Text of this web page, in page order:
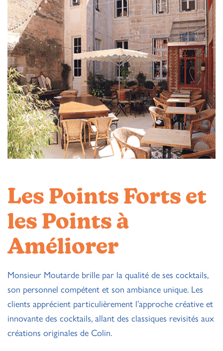
Les Points Forts et
les Points à
Améliorer
Monsieur Moutarde brille par la qualité de ses cocktails,
son personnel compétent et son ambiance unique. Les
clients apprécient particulièrement l’approche créative et
innovante des cocktails, allant des classiques revisités aux
créations originales de Colin.